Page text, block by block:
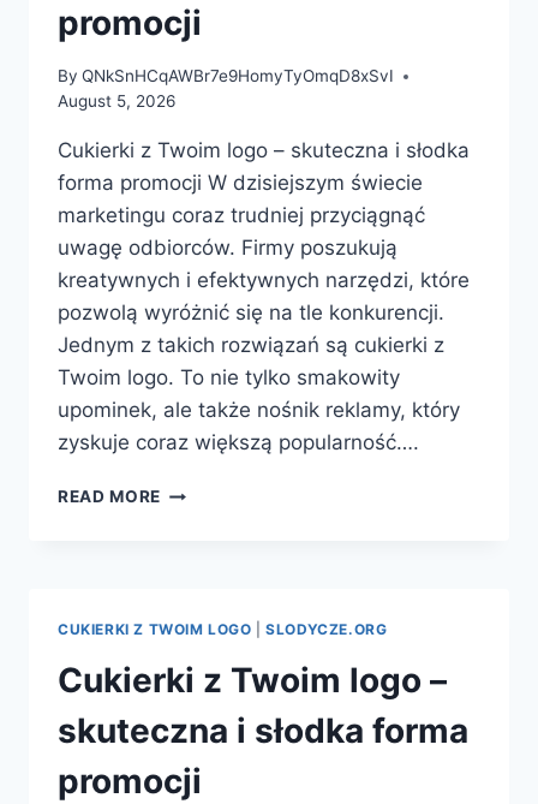
promocji
By QNkSnHCqAWBr7e9HomyTyOmqD8xSvI
August 5, 2026
Cukierki z Twoim logo – skuteczna i słodka
forma promocji W dzisiejszym świecie
marketingu coraz trudniej przyciągnąć
uwagę odbiorców. Firmy poszukują
kreatywnych i efektywnych narzędzi, które
pozwolą wyróżnić się na tle konkurencji.
Jednym z takich rozwiązań są cukierki z
Twoim logo. To nie tylko smakowity
upominek, ale także nośnik reklamy, który
zyskuje coraz większą popularność….
READ MORE CUKIERKI
SKUTECZNA
SŁODKA
FORMA
PROMOCJI
CUKIERKI Z TWOIM LOGO |SLODYCZE.ORG
Cukierki z Twoim logo –
skuteczna i słodka forma
promocji